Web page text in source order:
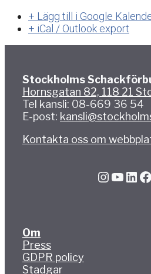
+ Lägg till i Google
+ iCal / Outlook export
Stockholms
Hornsgatan 82, 118 21
Tel kansli: 08-669 36 54
E-post:
Kontakta oss om
InstagramYouTube LinkedIn Facebook
Om
Press
GDPR policy
Stadgar